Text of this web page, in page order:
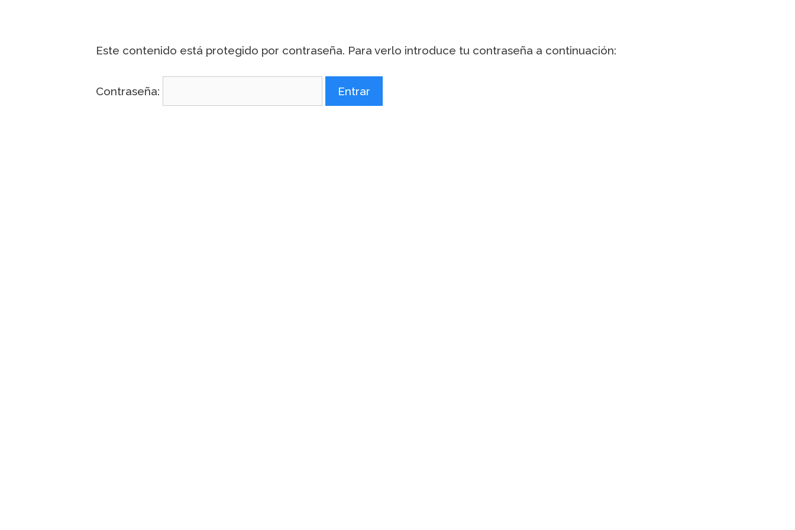
Este contenido está protegido por contraseña. Para verlo introduce tu contraseña a continuación:
Contraseña: